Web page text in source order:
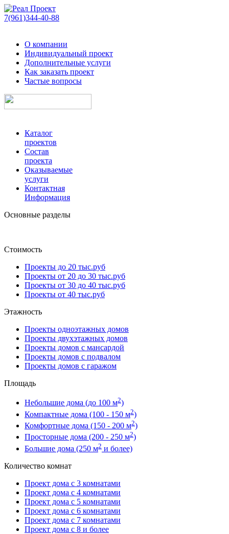
7(961)344-40-88
О компании
Индивидуальный проект
Дополнительные услуги
Как заказать проект
Частые вопросы
Каталог
проектов
Состав
проекта
Оказываемые
услуги
Контактная
Информация
Основные разделы
Стоимость
Проекты до 20 тыс.руб
Проекты от 20 до 30 тыс.руб
Проекты от 30 до 40 тыс.руб
Проекты от 40 тыс.руб
Этажность
Проекты одноэтажных домов
Проекты двухэтажных домов
Проекты домов с мансардой
Проекты домов с подвалом
Проекты домов с гаражом
Площадь
Небольшие дома (до 100 м2)
Компактные дома (100 - 150 м2)
Комфортные дома (150 - 200 м2)
Просторные дома (200 - 250 м2)
Большие дома (250 м2 и более)
Количество комнат
Проект дома с 3 комнатами
Проект дома с 4 комнатами
Проект дома с 5 комнатами
Проект дома с 6 комнатами
Проект дома с 7 комнатами
Проект дома с 8 и более